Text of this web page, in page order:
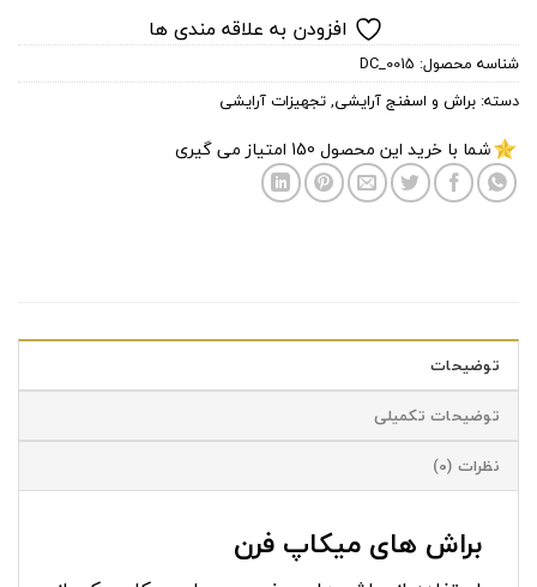
افزودن به علاقه مندی ها
شناسه محصول: DC_0015
دسته: براش و اسفنج آرایشی,تجهیزات آرایشی
شما با خرید این محصول 150 امتیاز می گیری
توضیحات
توضیحات تکمیلی
نظرات (0)
براش های میکاپ فرن